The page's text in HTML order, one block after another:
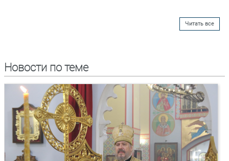
Читать все
Новости по теме